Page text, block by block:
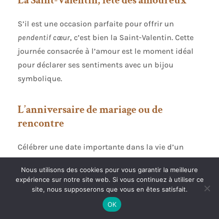
S’il est une occasion parfaite pour offrir un
pendentif cœur, c’est bien la Saint-Valentin. Cette
journée consacrée à l’amour est le moment idéal
pour déclarer ses sentiments avec un bijou
symbolique.
L’anniversaire de mariage ou de
rencontre
Célébrer une date importante dans la vie d’un
de renouveler ses vœux d’amour. Chaque fois que
votre partenaire portera ce bijou, elle se rappellera
Nous utilisons des cookies pour vous garantir la meilleure
expérience sur notre site web. Si vous continuez à utiliser ce
site, nous supposerons que vous en êtes satisfait.
OK